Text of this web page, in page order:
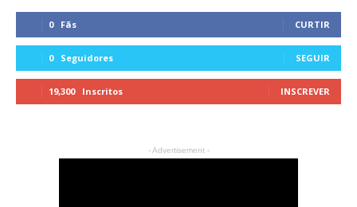
0 Fãs CURTIR
0 Seguidores SEGUIR
19,300 Inscritos INSCREVER
- Advertisement -